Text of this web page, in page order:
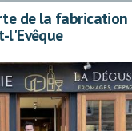
de la fabrication
l'Evêque